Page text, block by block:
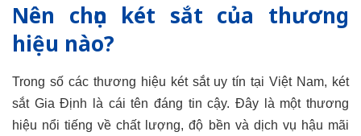
Nên chọn két sắt của thương
hiệu nào?
Trong số các thương hiệu két sắt uy tín tại Việt Nam, két
sắt Gia Định là cái tên đáng tin cậy. Đây là một thương
hiệu nổi tiếng về chất lượng, độ bền và dịch vụ hậu mãi